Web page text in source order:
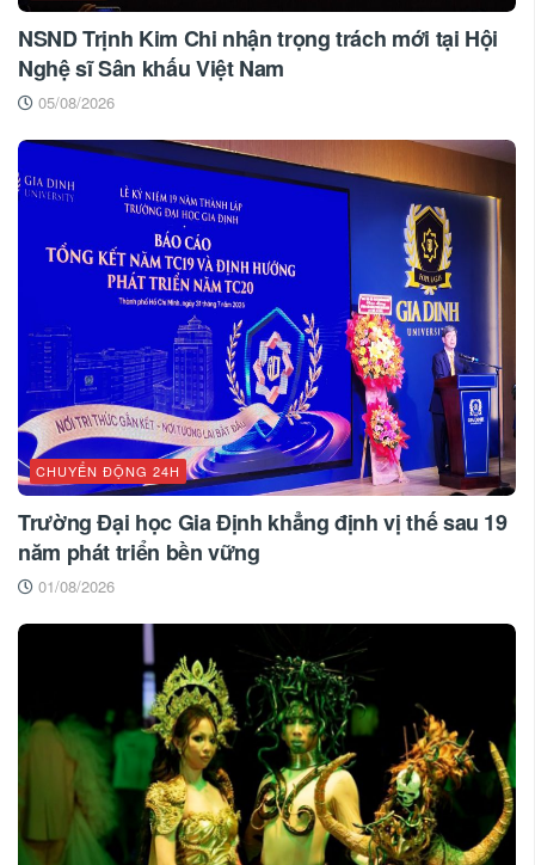
NSND Trịnh Kim Chi nhận trọng trách mới tại Hội
Nghệ sĩ Sân khấu Việt Nam
05/08/2026
CHUYỂN ĐỘNG 24H
Trường Đại học Gia Định khẳng định vị thế sau 19
năm phát triển bền vững
01/08/2026